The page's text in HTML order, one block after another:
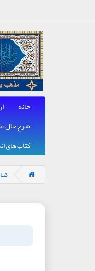
خانه
شرح حال
کتاب های